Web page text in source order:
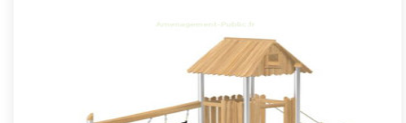
Structure de jeu Robinox 105
La combinaison Robinox 105 est une structure multi-activités
pour aire de jeux extérieur de la gamme Robinox. Associant sur
s..